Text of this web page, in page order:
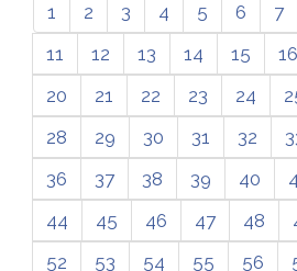
1 2 3 4 5 6 7
11
12 13 14 15 16
20
21 22 23 24
28
29 30 31 32
36
37 38 39 40
44
45 46 47 48
52
53 54 55 56